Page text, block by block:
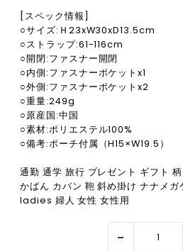
[スペック情報]
○サイズ:Ｈ23xW30xD13.5cm
○ストラップ:61-116cm
○開閉:ファスナー開閉
○内側:ファスナーポケットx1
○外側:ファスナーポケットx2
○重量:249g
○原産国:中国
○素材:ポリエステル100%
○備考:ポーチ付属（H15×W19.5）
通勤 通学 旅行 プレゼント ギフト
かばん カバン 鞄 斜め掛け ナナメ
ladies 婦人 女性 女性用
-